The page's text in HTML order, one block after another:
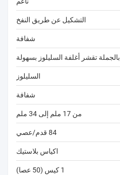
التشكيل عن طريق النفخ
شفافة
بالجملة تقشر أغلفة السليلوز بسهولة
السليلوز
شفافة
من 17 ملم إلى 34 ملم
84 قدم/عصي
اكياس بلاستيك
1 كيس (50 عصا)